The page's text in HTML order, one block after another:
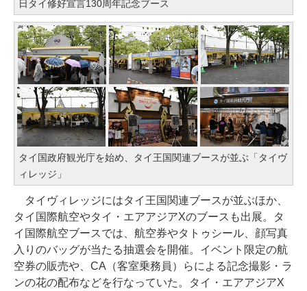
日タイ修好宣言130周年記念ブース
タイ国政府観光庁を始め、タイ王国関連ブースが並ぶ「タイヴ
ィレッジ」
タイヴィレッジにはタイ王国関連ブースが並ぶほか、
タイ国際航空やタイ・エアアジアXのブースも出展。タ
イ国際航空ブースでは、航空券やタトゥシール、顔写真
入りのバッグが当たる抽選会を開催。イベント限定の航
空券の販売や、CA（客室乗務員）らによる記念撮影・ラ
ンの花の配布などを行なっていた。タイ・エアアジアX